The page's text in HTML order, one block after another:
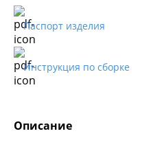
Описание
Паспорт изделия
Инструкция по сборке